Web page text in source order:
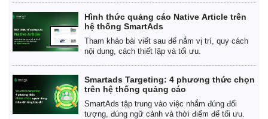
Thế giới
Cuộc sống đó đây
Hồ sơ
Multimedia
Ảnh
Infographic
Hình thức quảng cáo Native Article trên
hệ thống SmartAds
Tham khảo bài viết sau để nắm vị trí, quy cách
nội dung, cách thiết lập và tối ưu.
Smartads Targeting: 4 phương thức chọn
trên hệ thống quảng cáo
SmartAds tập trung vào việc nhắm đúng đối
tượng, đúng ngữ cảnh và thời điểm để tối ưu.